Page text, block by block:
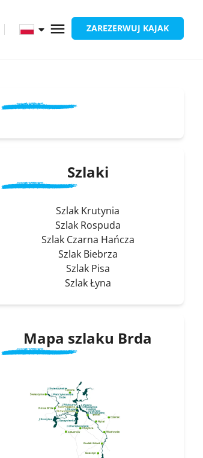
ZAREZERWUJ KAJAK
Szlaki
Szlak Krutynia
Szlak Rospuda
Szlak Czarna Hańcza
Szlak Biebrza
Szlak Pisa
Szlak Łyna
Mapa szlaku Brda